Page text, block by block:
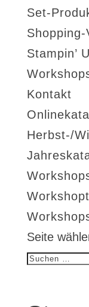
Set-
Stampin’
Kontakt
Herbst-/
Seite